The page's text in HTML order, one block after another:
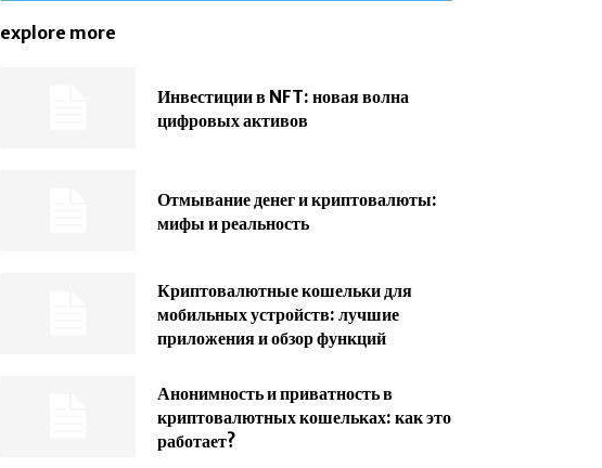
explore more
Инвестиции в NFT: новая волна
цифровых активов
Отмывание денег и криптовалюты:
мифы и реальность
Криптовалютные кошельки для
мобильных устройств: лучшие
приложения и обзор функций
Анонимность и приватность в
криптовалютных кошельках: как это
работает?